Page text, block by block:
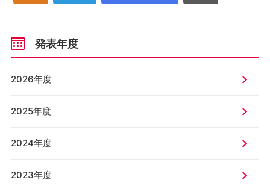
発表年度
2026年度
2025年度
2024年度
2023年度